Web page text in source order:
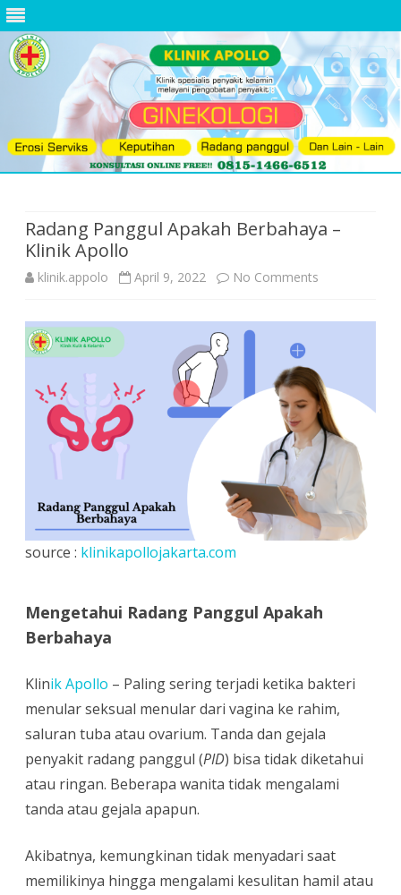
Radang Panggul Apakah Berbahaya –
Klinik Apollo
klinik.appolo April 9, 2022 No Comments
Apakah
Berbahaya
–
Klinik
source : klinikapollojakarta.com
Mengetahui Radang Panggul Apakah
Berbahaya
Klinik Apollo – Paling sering terjadi ketika bakteri
menular seksual menular dari vagina ke rahim,
saluran tuba atau ovarium. Tanda dan gejala
penyakit radang panggul (PID) bisa tidak diketahui
atau ringan. Beberapa wanita tidak mengalami
tanda atau gejala apapun.
Akibatnya, kemungkinan tidak menyadari saat
memilikinya hingga mengalami kesulitan hamil atau